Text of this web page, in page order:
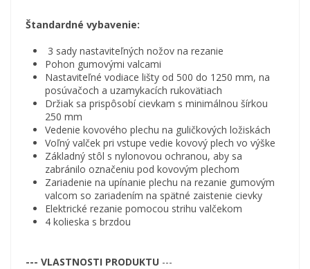
Štandardné vybavenie:
3 sady nastaviteľných nožov na rezanie
Pohon gumovými valcami
Nastaviteľné vodiace lišty od 500 do 1250 mm, na
posúvačoch a uzamykacích rukovätiach
Držiak sa prispôsobí cievkam s minimálnou šírkou
250 mm
Vedenie kovového plechu na guličkových ložiskách
Voľný valček pri vstupe vedie kovový plech vo výške
Základný stôl s nylonovou ochranou, aby sa
zabránilo označeniu pod kovovým plechom
Zariadenie na upínanie plechu na rezanie gumovým
valcom so zariadením na spätné zaistenie cievky
Elektrické rezanie pomocou strihu valčekom
4 kolieska s brzdou
--- VLASTNOSTI PRODUKTU ---